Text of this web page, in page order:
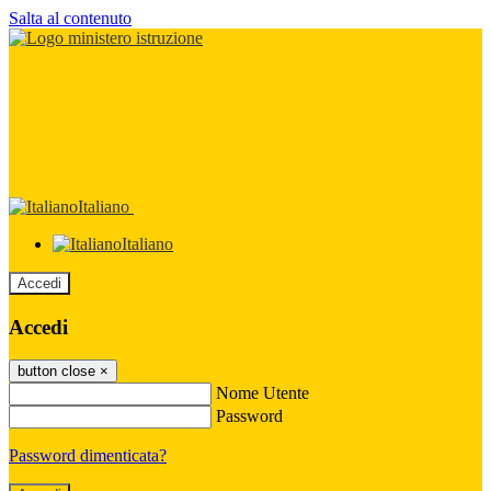
Salta al contenuto
Italiano
Italiano
Accedi
Accedi
button close ×
Nome Utente
Password
Password dimenticata?